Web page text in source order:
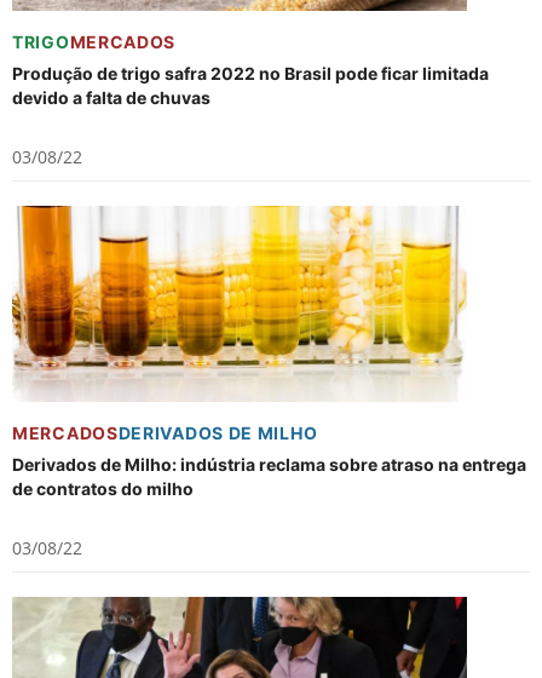
TRIGOMERCADOS
Produção de trigo safra 2022 no Brasil pode ficar limitada
devido a falta de chuvas
03/08/22
MERCADOSDERIVADOS DE MILHO
Derivados de Milho: indústria reclama sobre atraso na entrega
de contratos do milho
03/08/22